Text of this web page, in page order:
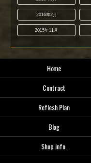
2016年2月
2015年11月
Home
Contract
Reflesh Plan
Blog
Shop info.